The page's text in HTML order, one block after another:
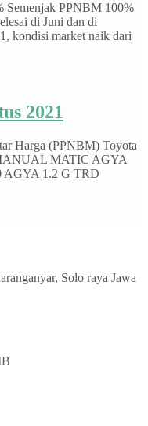
Semenjak PPNBM 100%
di Juni dan di
kondisi market naik dari
2021
Harga (PPNBM) Toyota
MATIC AGYA
AGYA 1.2 G TRD
Solo raya Jawa